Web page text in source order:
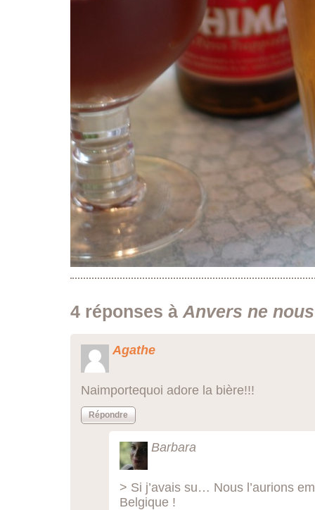
4 réponses à Anvers ne
Agathe
Naimportequoi adore la bière!!!
Répondre
Barbara
> Si j’avais su… Nous l’aurions
Belgique !